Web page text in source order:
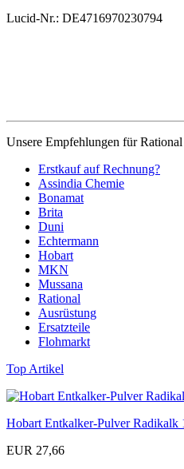
Lucid-Nr.: DE4716970230794
Unsere Empfehlungen für
Erstkauf auf Rechnung?
Assindia Chemie
Bonamat
Brita
Duni
Echtermann
Hobart
MKN
Mussana
Rational
Ausrüstung
Ersatzteile
Flohmarkt
Top Artikel
Hobart Entkalker-Pulver Radikalk
EUR 27,66